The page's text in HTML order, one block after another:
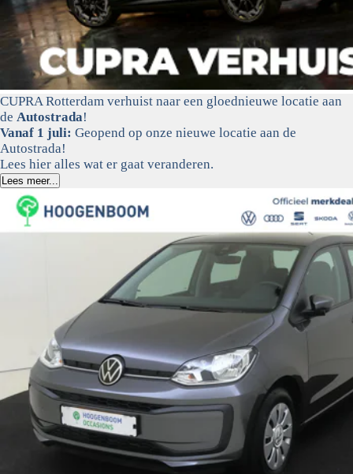
CUPRA Rotterdam verhuist naar een gloednieuwe locatie aan
de Autostrada!
Vanaf 1 juli: Geopend op onze nieuwe locatie aan de
Autostrada!
Lees hier alles wat er gaat veranderen.
Lees meer...